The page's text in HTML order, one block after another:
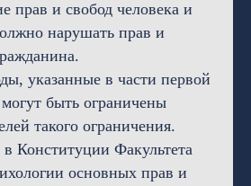
прав и свобод человека и
нарушать прав и
указанные в части первой
быть ограничены
такого ограничения.
Конституции Факультета
основных прав и